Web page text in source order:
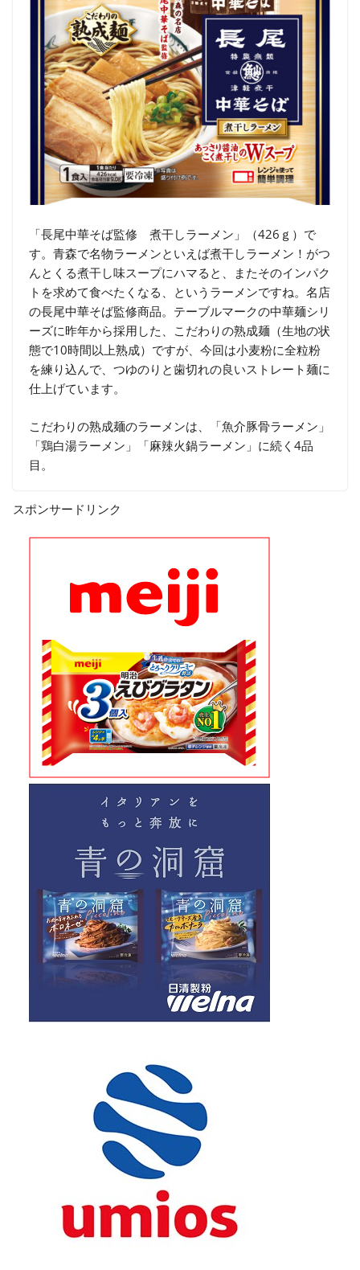
「長尾中華そば監修 煮干しラーメン」（426ｇ）で
す。青森で名物ラーメンといえば煮干しラーメン！がつ
んとくる煮干し味スープにハマると、またそのインパク
トを求めて食べたくなる、というラーメンですね。名店
の長尾中華そば監修商品。テーブルマークの中華麺シリ
ーズに昨年から採用した、こだわりの熟成麺（生地の状
態で10時間以上熟成）ですが、今回は小麦粉に全粒粉
を練り込んで、つゆのりと歯切れの良いストレート麺に
仕上げています。
こだわりの熟成麺のラーメンは、「魚介豚骨ラーメン」
「鶏白湯ラーメン」「麻辣火鍋ラーメン」に続く4品
目。
スポンサードリンク